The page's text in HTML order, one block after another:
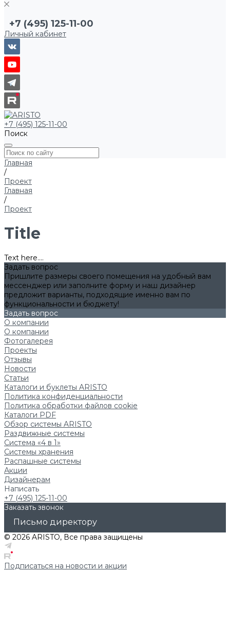
+7 (495) 125-11-00
Личный кабинет
+7 (495) 125-11-00
Поиск
Главная
/
Проект
Главная
/
Проект
Title
Text here....
Задать вопрос
Пришлите размеры своего помещения на удобный вам
мессенджер или заполните форму и наш дизайнер
предложит варианты, подходящие именно вам по
функциональности и бюджету!
Задать вопрос
О компании
О компании
Фотогалерея
Проекты
Отзывы
Новости
Статьи
Каталоги и буклеты ARISTO
Политика конфиденциальности
Политика обработки файлов cookie
Каталоги PDF
Обзор системы ARISTO
Раздвижные системы
Система «4 в 1»
Системы хранения
Распашные системы
Акции
Дизайнерам
Написать
+7 (495) 125-11-00
Заказать звонок
Письмо директору
© 2026 ARISTO, Все права защищены
Подписаться на новости и акции